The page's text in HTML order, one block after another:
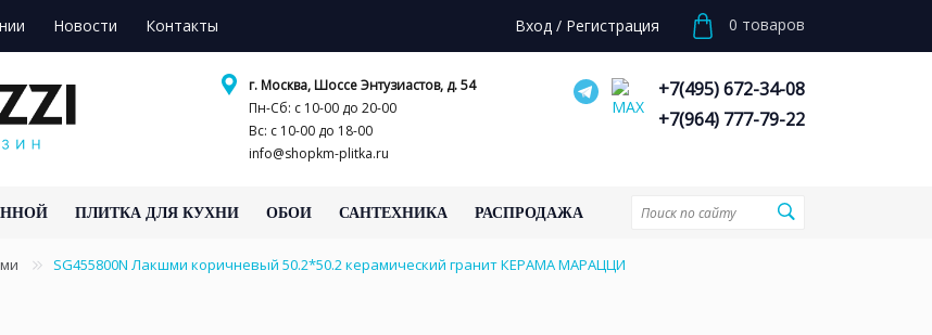
Новости Контакты Вход / Регистрация 0 товаров
г. Москва, Шоссе Энтузиастов, д. 54
Пн-Сб: с 10-00 до 20-00
Вс: с 10-00 до 18-00
info@shopkm-plitka.ru
+7(495) 672-34-08
+7(964) 777-79-22
ПЛИТКА ДЛЯ КУХНИ ОБОИ САНТЕХНИКА РАСПРОДАЖА
SG455800N Лакшми коричневый 50.2*50.2 керамический гранит КЕРАМА МАРАЦЦИ